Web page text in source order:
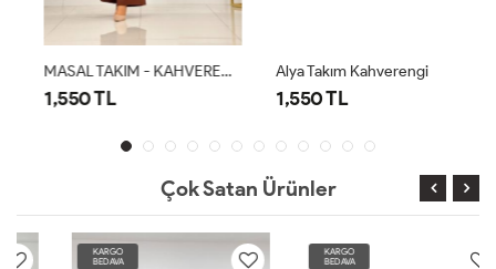
MASAL TAKIM - KAHVERENGİ
1,550 TL
Alya Takım Kahverengi
1,550 TL
Çok Satan Ürünler